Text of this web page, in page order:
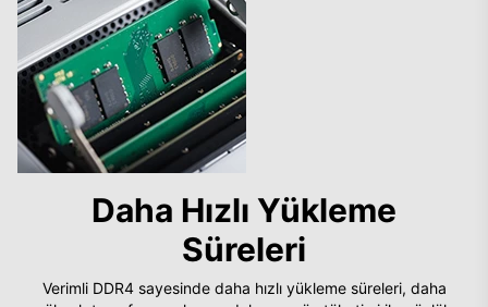
Daha Hızlı Yükleme
Süreleri
Verimli DDR4 sayesinde daha hızlı yükleme süreleri, daha